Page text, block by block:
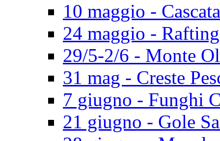
10 maggio -
24 maggio -
29/5-2/6 - Monte
31 mag - Creste
7 giugno - Funghi
21 giugno - Gole